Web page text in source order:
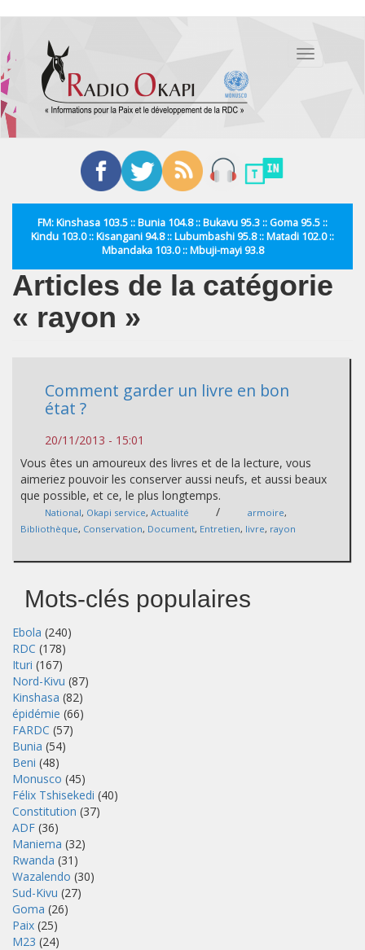
contenu
principal
Toggle
FM: Kinshasa 103.5 :: Bunia 104.8 :: Bukavu 95.3 :: Goma 95.5 ::
Kindu 103.0 :: Kisangani 94.8 :: Lubumbashi 95.8 :: Matadi 102.0 ::
Mbandaka 103.0 :: Mbuji-mayi 93.8
Articles de la catégorie
« rayon »
Comment garder un livre en bon
état ?
20/11/2013 - 15:01
Vous êtes un amoureux des livres et de la lecture, vous
aimeriez pouvoir les conserver aussi neufs, et aussi beaux
que possible, et ce, le plus longtemps.
National, Okapi service, Actualité / armoire,
Bibliothèque, Conservation, Document, Entretien, livre, rayon
Mots-clés populaires
Ebola (240)
RDC (178)
Ituri (167)
Nord-Kivu (87)
Kinshasa (82)
épidémie (66)
FARDC (57)
Bunia (54)
Beni (48)
Monusco (45)
Félix Tshisekedi (40)
Constitution (37)
ADF (36)
Maniema (32)
Rwanda (31)
Wazalendo (30)
Sud-Kivu (27)
Goma (26)
Paix (25)
M23 (24)